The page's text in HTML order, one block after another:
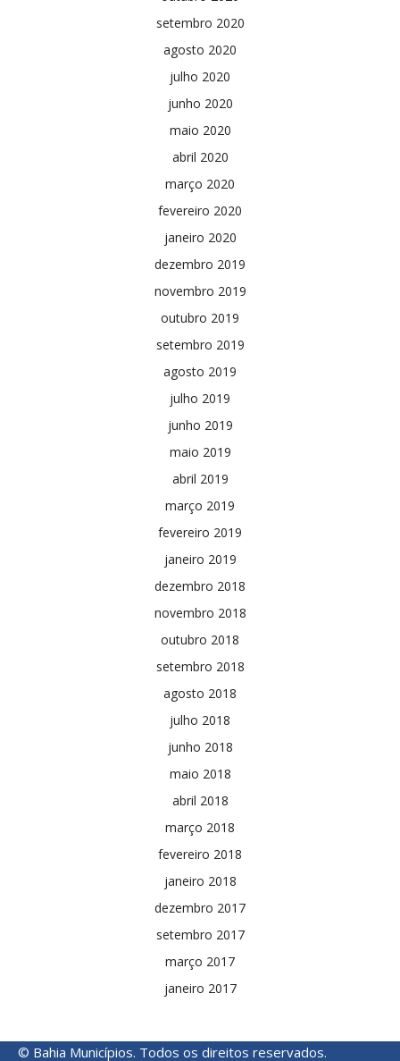
setembro 2020
agosto 2020
julho 2020
junho 2020
maio 2020
abril 2020
março 2020
fevereiro 2020
janeiro 2020
dezembro 2019
novembro 2019
outubro 2019
setembro 2019
agosto 2019
julho 2019
junho 2019
maio 2019
abril 2019
março 2019
fevereiro 2019
janeiro 2019
dezembro 2018
novembro 2018
outubro 2018
setembro 2018
agosto 2018
julho 2018
junho 2018
maio 2018
abril 2018
março 2018
fevereiro 2018
janeiro 2018
dezembro 2017
setembro 2017
março 2017
janeiro 2017
© Bahia Municípios. Todos os direitos reservados.